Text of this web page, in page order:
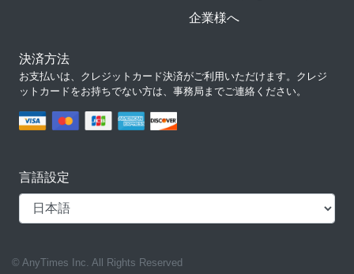
企業様へ
決済方法
お支払いは、クレジットカード決済がご利用いただけます。クレジ
ットカードをお持ちでない方は、事務局までご連絡ください。
言語設定
© AnyTimes Inc. All Rights Reserved